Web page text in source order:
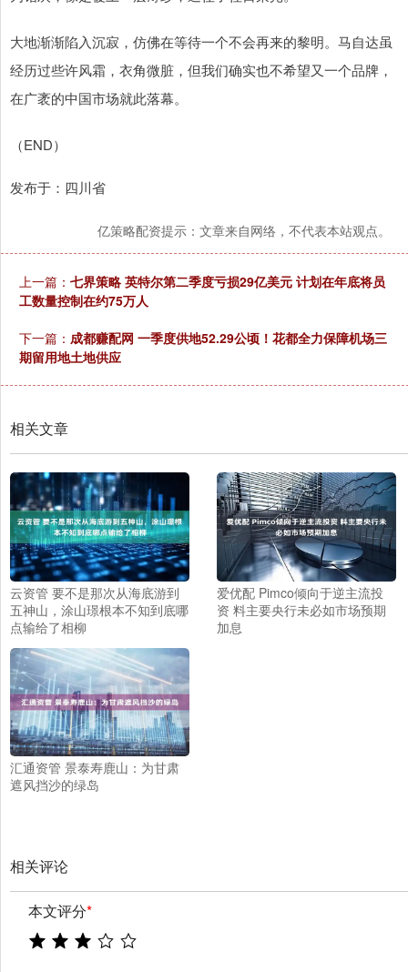
大地渐渐陷入沉寂，仿佛在等待一个不会再来的黎明。马自达虽
经历过些许风霜，衣角微脏，但我们确实也不希望又一个品牌，
在广袤的中国市场就此落幕。
（END）
发布于：四川省
亿策略配资提示：文章来自网络，不代表本站观点。
上一篇： 七界策略 英特尔第二季度亏损29亿美元 计划在年底将员
工数量控制在约75万人
下一篇： 成都赚配网 一季度供地52.29公顷！花都全力保障机场三
期留用地土地供应
相关文章
云资管 要不是那次从海底游到
五神山，涂山璟根本不知到底哪
点输给了相柳
爱优配 Pimco倾向于逆主流投
资 料主要央行未必如市场预期
加息
汇通资管 景泰寿鹿山：为甘肃
遮风挡沙的绿岛
相关评论
本文评分*